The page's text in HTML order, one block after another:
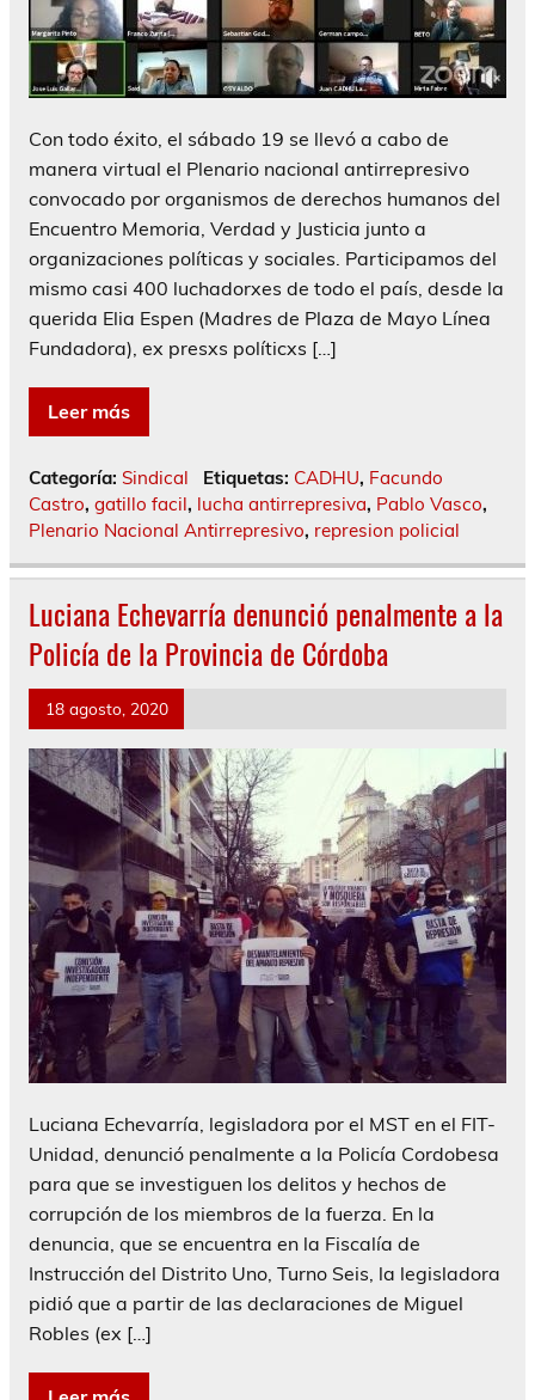
Con todo éxito, el sábado 19 se llevó a cabo de
manera virtual el Plenario nacional antirrepresivo
convocado por organismos de derechos humanos del
Encuentro Memoria, Verdad y Justicia junto a
organizaciones políticas y sociales. Participamos del
mismo casi 400 luchadorxes de todo el país, desde la
querida Elia Espen (Madres de Plaza de Mayo Línea
Fundadora), ex presxs políticxs […]
Leer más
Categoría: Sindical Etiquetas: CADHU, Facundo
Castro, gatillo facil, lucha antirrepresiva, Pablo Vasco,
Plenario Nacional Antirrepresivo, represion policial
Luciana Echevarría denunció penalmente a la
Policía de la Provincia de Córdoba
18 agosto, 2020
Luciana Echevarría, legisladora por el MST en el FIT-
Unidad, denunció penalmente a la Policía Cordobesa
para que se investiguen los delitos y hechos de
corrupción de los miembros de la fuerza. En la
denuncia, que se encuentra en la Fiscalía de
Instrucción del Distrito Uno, Turno Seis, la legisladora
pidió que a partir de las declaraciones de Miguel
Robles (ex […]